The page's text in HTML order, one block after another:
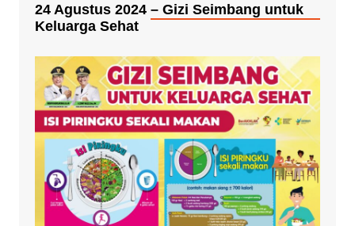
24 Agustus 2024 – Gizi Seimbang untuk
Keluarga Sehat